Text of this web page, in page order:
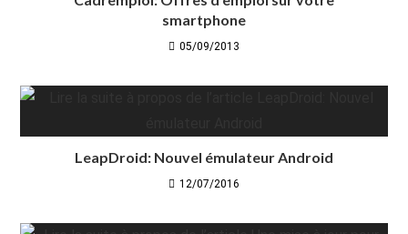
smartphone
05/09/2013
LeapDroid: Nouvel émulateur Android
12/07/2016